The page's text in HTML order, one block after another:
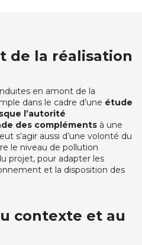
de la réalisation
en amont de la
dans le cadre d’une étude
l’autorité
des compléments à une
s’agir aussi d’une volonté du
le niveau de pollution
projet, pour adapter les
et la disposition des
contexte et au